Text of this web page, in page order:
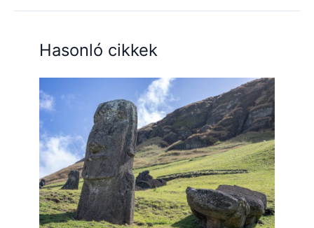
Hasonló cikkek